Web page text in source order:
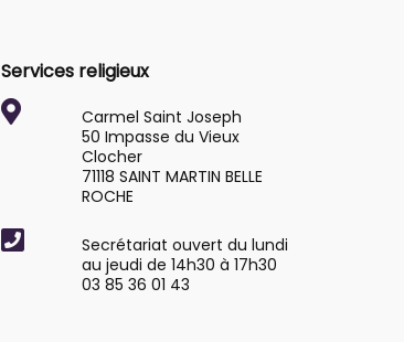
Services religieux
Carmel Saint Joseph
50 Impasse du Vieux
Clocher
71118 SAINT MARTIN BELLE
ROCHE
Secrétariat ouvert du lundi
au jeudi de 14h30 à 17h30
03 85 36 01 43